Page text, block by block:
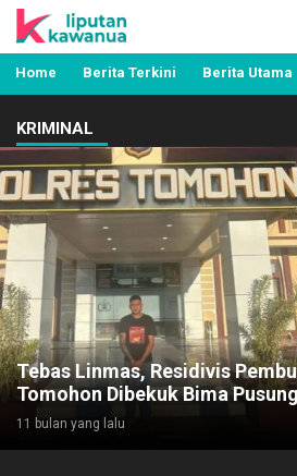
Liputan Kawanua
Berita Manado, Sulawesi
Pemerintahan, Hukum
Home Berita Terkini Berita Utama
KRIMINAL
Tebas Linmas, Residivis
Tomohon Dibekuk Bima
11 bulan yang lalu